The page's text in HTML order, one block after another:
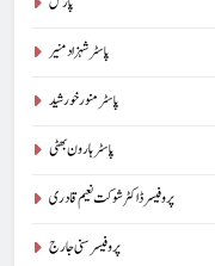
پاسٹر شہزاد منیر
پاسٹر منور خورشید
پاسٹر ہارون بھٹی
پروفیسر ڈاکٹر شوکت نعیم قادری
پروفیسر سنی جارج